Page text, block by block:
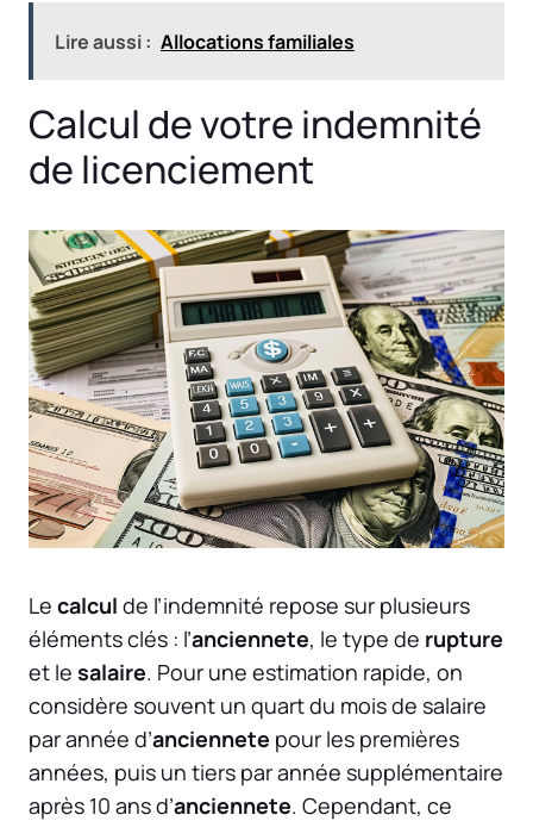
Lire aussi : Allocations familiales
Calcul de votre indemnité
de licenciement
Le calcul de l’indemnité repose sur plusieurs
éléments clés : l’anciennete, le type de rupture
et le salaire. Pour une estimation rapide, on
considère souvent un quart du mois de salaire
par année d’anciennete pour les premières
années, puis un tiers par année supplémentaire
après 10 ans d’anciennete. Cependant, ce